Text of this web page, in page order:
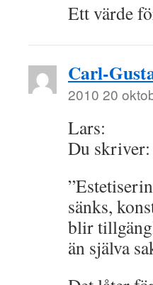
Ett värde
Carl-
2010 20
Lars:
Du skriver:
sänks,
blir
än själva